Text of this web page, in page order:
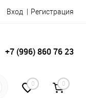
Вход Регистрация
+7 (996) 860 76 23
0 0